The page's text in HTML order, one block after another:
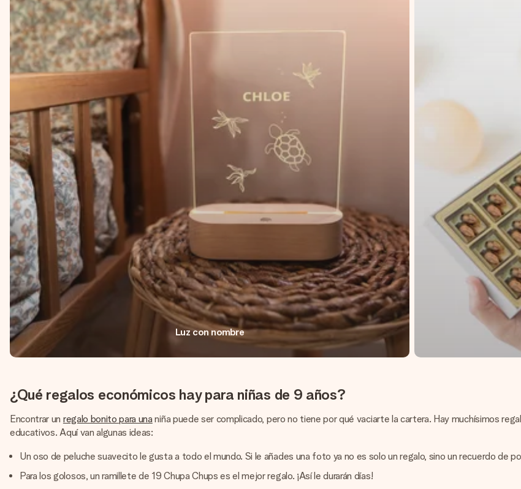
Luz con nombre
¿Qué regalos económicos hay para niñas de 9 años?
Encontrar un regalo bonito para una niña puede ser complicado, pero no tiene por qué vaciarte la cartera. Hay muchísimos
educativos. Aquí van algunas ideas:
Un oso de peluche suavecito le gusta a todo el mundo. Si le añades una foto ya no es solo un regalo, sino un recuerdo de
Para los golosos, un ramillete de 19 Chupa Chups es el mejor regalo. ¡Así le durarán días!